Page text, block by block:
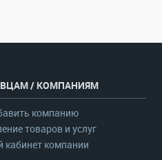
/ КОМПАНИЯМ
компанию
товаров и услуг
кабинет компании